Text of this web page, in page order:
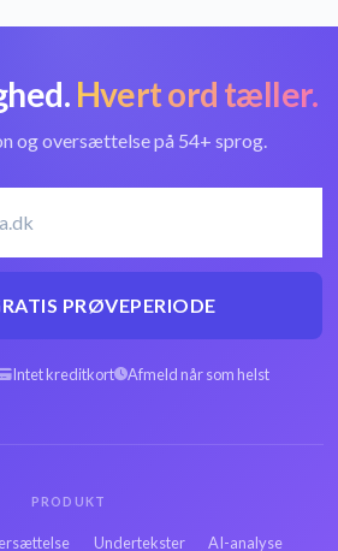
Bedste AAC-
konverter
Transskribér Lettisk
Spansk AAC til tekst
Hvert ord tæller.
og oversættelse på 54+ sprog.
PRØVEPERIODE
Intet kreditkort Afmeld når som helst
PRODUKT
Undertekster AI-analyse